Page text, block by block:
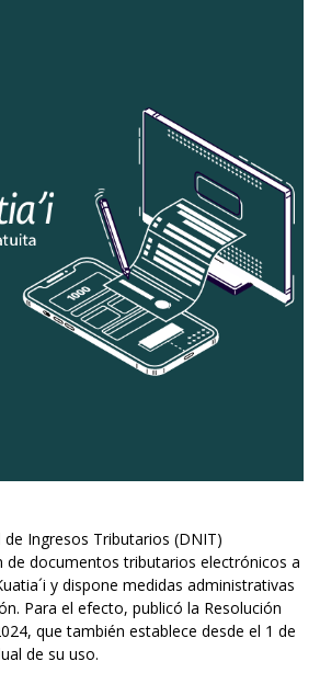
Ingresos Tributarios (DNIT)
de documentos tributarios electrónicos a
y dispone medidas administrativas
Para el efecto, publicó la Resolución
que también establece desde el 1 de
de su uso.